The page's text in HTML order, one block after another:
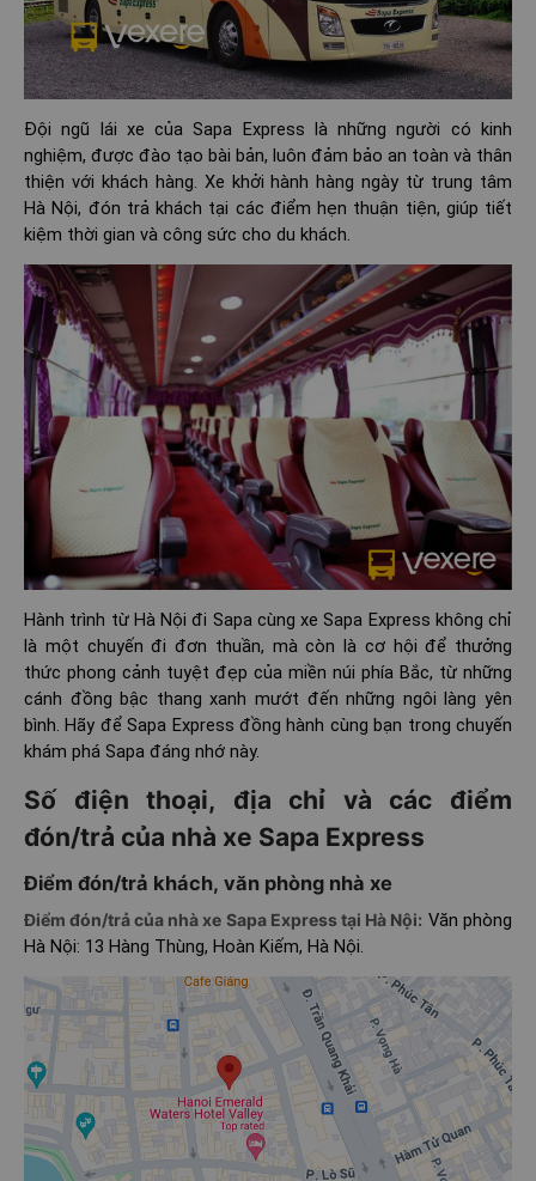
Đội ngũ lái xe của Sapa Express là những người có kinh
nghiệm, được đào tạo bài bản, luôn đảm bảo an toàn và thân
thiện với khách hàng. Xe khởi hành hàng ngày từ trung tâm
Hà Nội, đón trả khách tại các điểm hẹn thuận tiện, giúp tiết
kiệm thời gian và công sức cho du khách.
Hành trình từ Hà Nội đi Sapa cùng xe Sapa Express không chỉ
là một chuyến đi đơn thuần, mà còn là cơ hội để thưởng
thức phong cảnh tuyệt đẹp của miền núi phía Bắc, từ những
cánh đồng bậc thang xanh mướt đến những ngôi làng yên
bình. Hãy để Sapa Express đồng hành cùng bạn trong chuyến
khám phá Sapa đáng nhớ này.
Số điện thoại, địa chỉ và các điểm
đón/trả của nhà xe Sapa Express
Điểm đón/trả khách, văn phòng nhà xe
Điểm đón/trả của nhà xe Sapa Express tại Hà Nội: Văn phòng
Hà Nội: 13 Hàng Thùng, Hoàn Kiếm, Hà Nội.